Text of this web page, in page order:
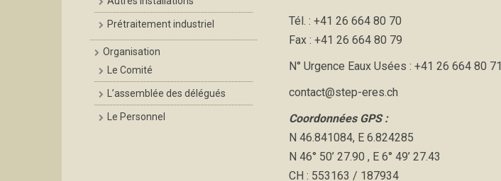
Tél. : +41 26 664 80 70
Fax : +41 26 664 80 79
N° Urgence Eaux Usées : +41 26 664 80 71
contact@step-eres.ch
Coordonnées GPS :
N 46.841084, E 6.824285
N 46° 50’ 27.90 , E 6° 49’ 27.43
CH : 553163 / 187934
Prétraitement industriel
Organisation
Le Comité
L’assemblée des délégués
Le Personnel